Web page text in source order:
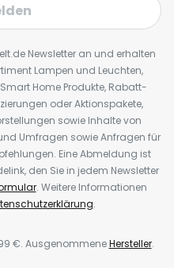
Newsletter an und erhalten
Lampen und Leuchten,
Home Produkte, Rabatt-
oder Aktionspakete,
sowie Inhalte von
Umfragen sowie Anfragen für
Eine Abmeldung ist
den Sie in jedem Newsletter
. Weitere Informationen
.
€. AusgenommeneHersteller.